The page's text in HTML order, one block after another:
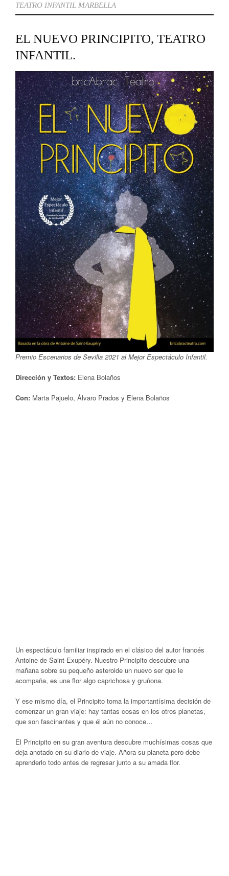
TEATRO INFANTIL MARBELLA
EL NUEVO PRINCIPITO, TEATRO
INFANTIL.
Premio Escenarios de Sevilla 2021 al Mejor Espectáculo Infantil.
Dirección y Textos: Elena Bolaños
Con: Marta Pajuelo, Álvaro Prados y Elena Bolaños
Un espectáculo familiar inspirado en el clásico del autor francés
Antoine de Saint-Exupéry. Nuestro Principito descubre una
mañana sobre su pequeño asteroide un nuevo ser que le
acompaña, es una flor algo caprichosa y gruñona.
Y ese mismo día, el Principito toma la importantísima decisión de
comenzar un gran viaje: hay tantas cosas en los otros planetas,
que son fascinantes y que él aún no conoce…
El Principito en su gran aventura descubre muchísimas cosas que
deja anotado en su diario de viaje. Añora su planeta pero debe
aprenderlo todo antes de regresar junto a su amada flor.